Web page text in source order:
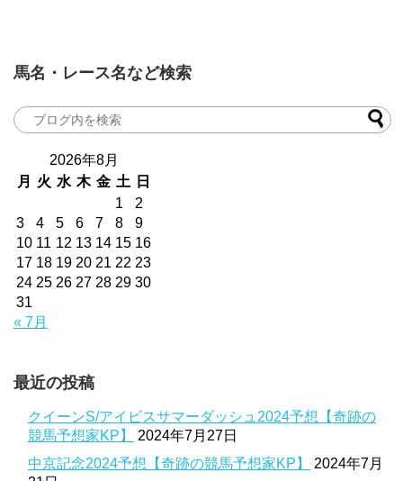
馬名・レース名など検索
2026年8月
月
火 水 木 金 土
日
1
2
3
4 5 6 7 8
9
10 11 12 13 14 15 16
17 18 19 20 21 22 23
24 25 26 27 28 29 30
31
« 7月
最近の投稿
クイーンS/アイビスサマーダッシュ2024予想【奇跡の
競馬予想家KP】
2024年7月27日
中京記念2024予想【奇跡の競馬予想家KP】
2024年7月